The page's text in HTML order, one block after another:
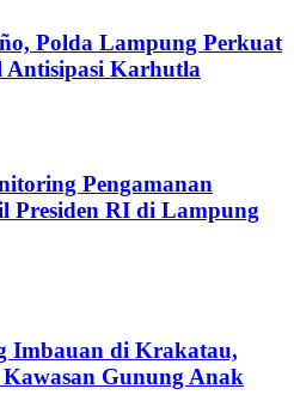
Polda Lampung Perkuat
Antisipasi Karhutla
Pengamanan
RI di Lampung
Imbauan di Krakatau,
Gunung Anak